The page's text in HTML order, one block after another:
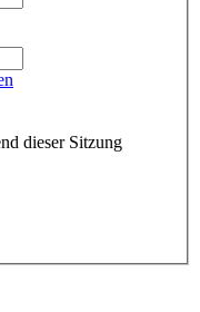
dieser Sitzung